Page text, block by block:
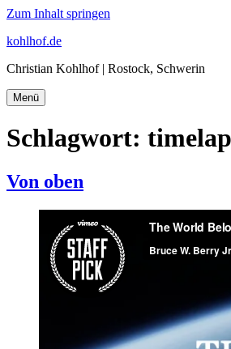
Zum Inhalt springen
kohlhof.de
Christian Kohlhof | Rostock, Schwerin
Menü
Schlagwort:
Von oben